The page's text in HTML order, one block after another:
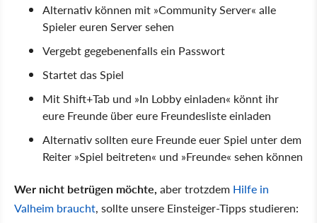
Alternativ können mit »Community Server« alle
Spieler euren Server sehen
Vergebt gegebenenfalls ein Passwort
Startet das Spiel
Mit Shift+Tab und »In Lobby einladen« könnt ihr
eure Freunde über eure Freundesliste einladen
Alternativ sollten eure Freunde euer Spiel unter dem
Reiter »Spiel beitreten« und »Freunde« sehen können
Wer nicht betrügen möchte, aber trotzdem Hilfe in
Valheim braucht, sollte unsere Einsteiger-Tipps studieren: